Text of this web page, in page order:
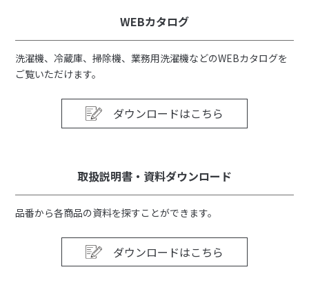
WEBカタログ
洗濯機、冷蔵庫、掃除機、業務用洗濯機などのWEBカタログを
ご覧いただけます。
ダウンロードはこちら
取扱説明書・資料ダウンロード
品番から各商品の資料を探すことができます。
ダウンロードはこちら